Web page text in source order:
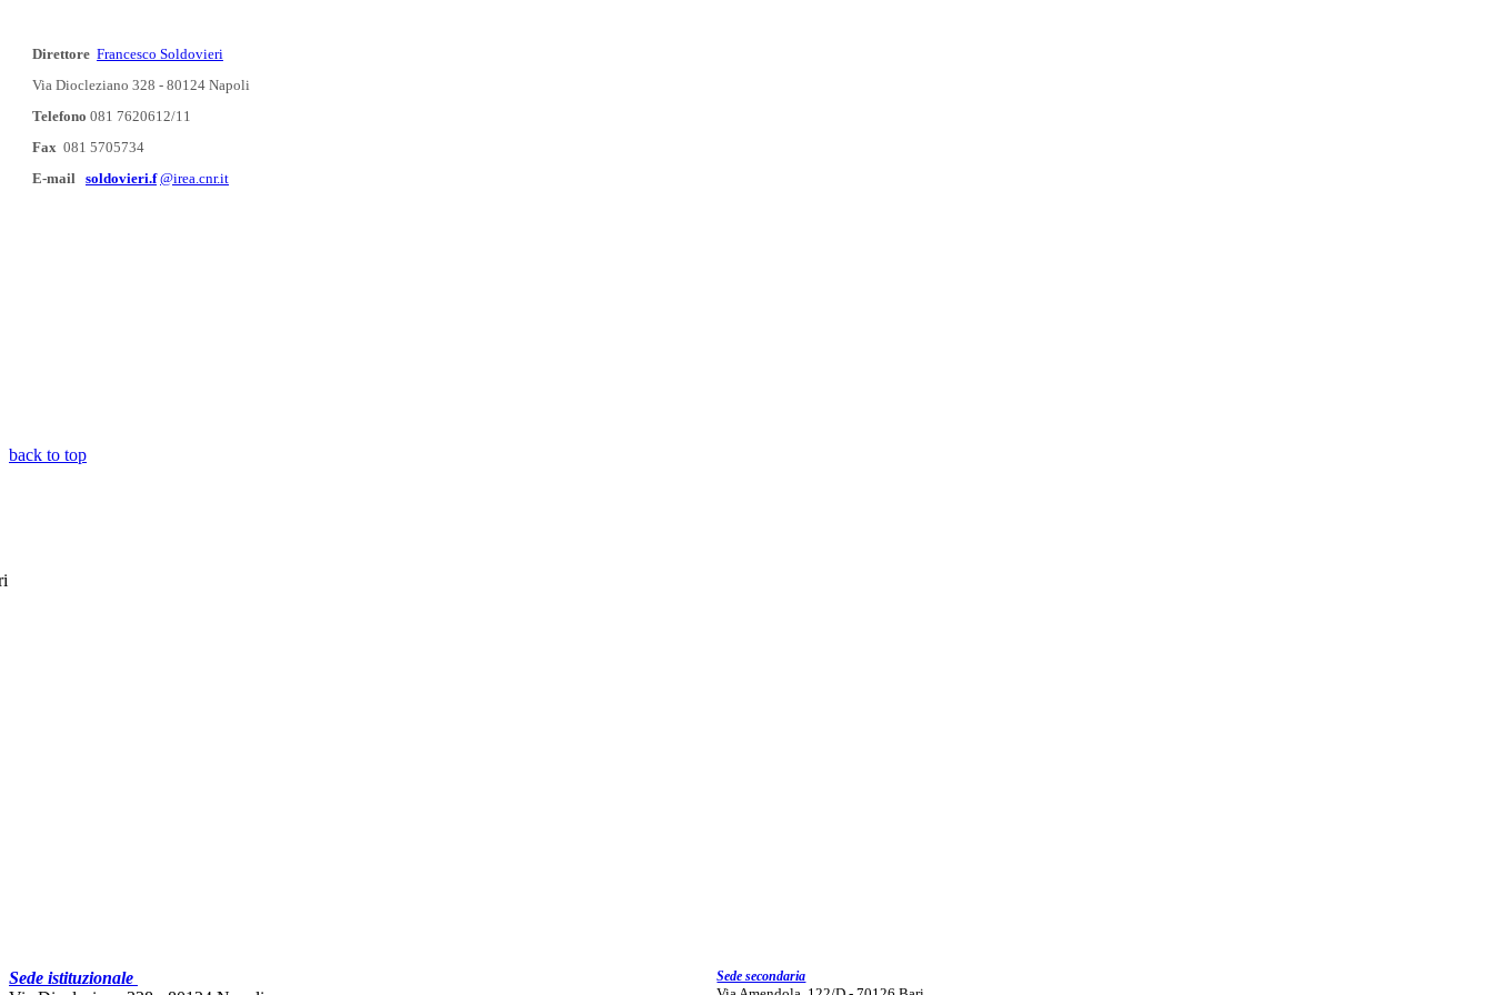
Direttore Francesco Soldovieri
Via Diocleziano 328 - 80124 Napoli
Telefono 081 7620612/11
Fax 081 5705734
E-mail soldovieri.f @irea.cnr.it
back to top
Sede istituzionale
Sede secondaria